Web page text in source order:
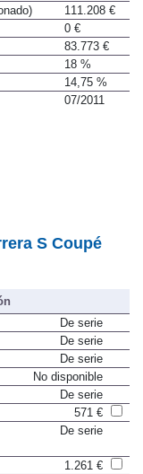
111.208 €
0 €
83.773 €
18 %
14,75 %
07/2011
S Coupé
De serie
De serie
De serie
No disponible
De serie
571 €
De serie
1.261 €